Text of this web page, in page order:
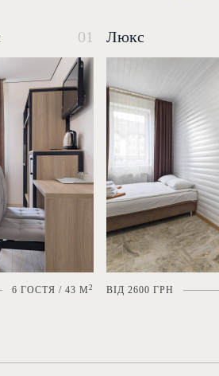
01
6 ГОСТЯ / 43 М 2
Люкс
ВІД 2600 ГРН